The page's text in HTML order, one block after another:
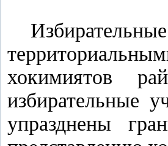
хокимиятов
избирательные
упразднены